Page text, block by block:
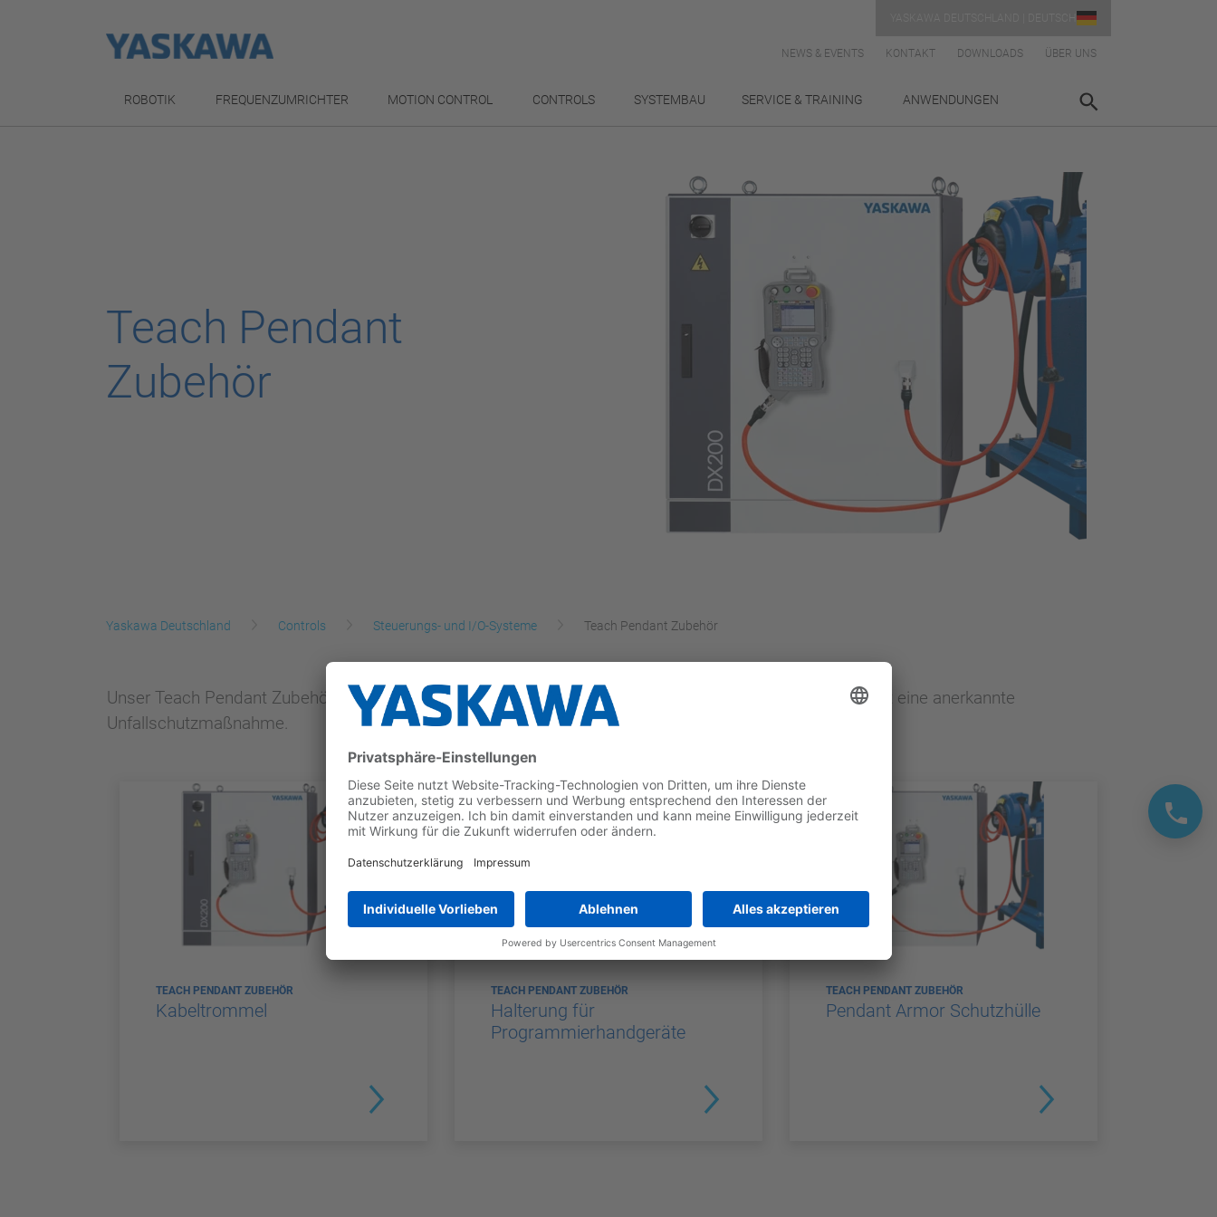
NEWS & EVENTS KONTAKT DOWNLOADS ÜBER UNS
ROBOTIK FREQUENZUMRICHTER MOTION CONTROL CONTROLS SYSTEMBAU SERVICE & TRAINING ANWENDUNGEN
Teach Pendant
Zubehör
Yaskawa Deutschland Controls Steuerungs- und I/O-Systeme Teach Pendant Zubehör
Unser Teach Pendant Zubehör verbessert die Arbeitssicherheit im Produktionsbereich verbessern und ist eine anerkannte
Unfallschutzmaßnahme.
TEACH PENDANT ZUBEHÖR
Kabeltrommel
TEACH PENDANT ZUBEHÖR
Halterung für
Programmierhandgeräte
TEACH PENDANT ZUBEHÖR
Pendant Armor Schutzhülle